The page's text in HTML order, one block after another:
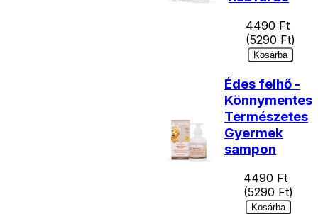
4490 Ft
(5290 Ft)
Kosárba
Édes felhő -
Könnymentes
Természetes
Gyermek
sampon
4490 Ft
(5290 Ft)
Kosárba